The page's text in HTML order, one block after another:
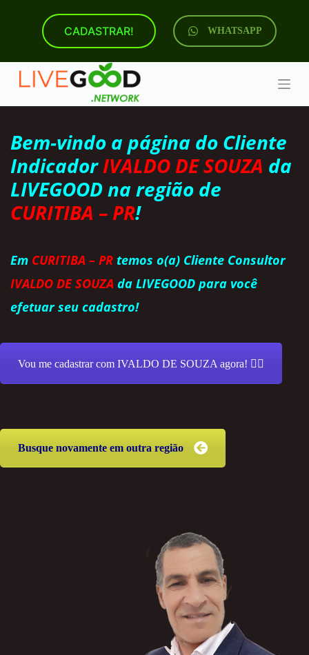
r
c
o
n
t
e
ú
d
o
CADASTRAR! WHATSAPP
Bem-vindo a página do Cliente
IndicadorIVALDO DE SOUZA da
LIVEGOOD na região de
CURITIBA – PR!
Em CURITIBA – PR temos o(a) Cliente Consultor
IVALDO DE SOUZA da LIVEGOOD para você
efetuar seu cadastro!
Vou me cadastrar com IVALDO DE SOUZA agora! 👍🏻
Busque novamente em outra região